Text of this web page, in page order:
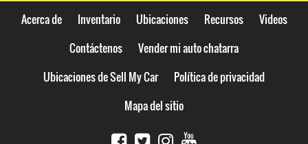
Acerca de Inventario Ubicaciones Recursos
Videos
Contáctenos
Vender mi auto chatarra
Ubicaciones de Sell My Car
Política de privacidad
Mapa del sitio